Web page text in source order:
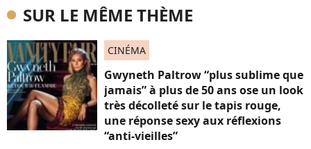
SUR LE MÊME THÈME
CINÉMA
Gwyneth Paltrow “plus sublime que
jamais” à plus de 50 ans ose un look
très décolleté sur le tapis rouge,
une réponse sexy aux réflexions
“anti-vieilles”